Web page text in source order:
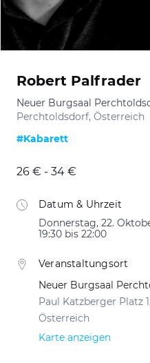
Robert Palfrader
Neuer Burgsaal
Perchtoldsdorf, Österreich
#Kabarett
26 € - 34 €
Datum & Uhrzeit
Donnerstag, 22.
19:30 bis 22:00
Veranstaltungsort
Neuer Burgsaal
Paul Katzberger Platz
Österreich
Karte anzeigen